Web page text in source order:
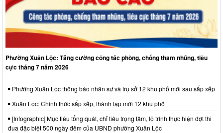
Phường Xuân Lộc: Tăng cường công tác phòng, chống tham nhũng, tiêu
cực tháng 7 năm 2026
Phường Xuân Lộc thông báo nhân sự và trụ sở 12 khu phố mới sau sắp xếp
Xuân Lộc: Chính thức sắp xếp, thành lập mới 12 khu phố
[Infographic] Mục tiêu tổng quát, chỉ tiêu trọng tâm, lộ trình thực hiện đợt thi
đua đặc biệt 500 ngày đêm của UBND phường Xuân Lộc